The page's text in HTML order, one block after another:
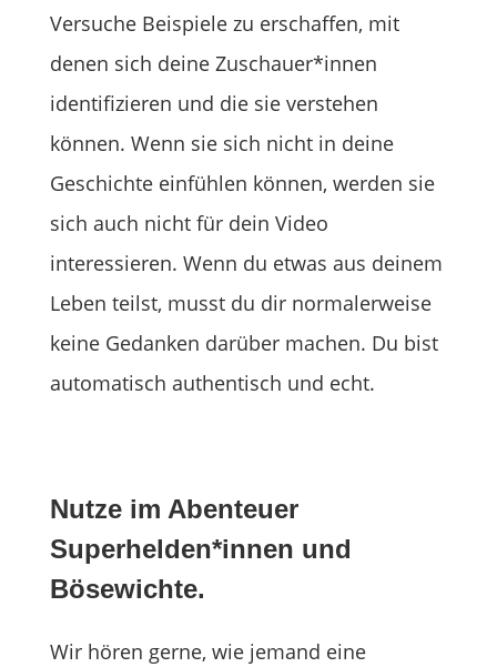
Versuche Beispiele zu erschaffen, mit
denen sich deine Zuschauer*innen
identifizieren und die sie verstehen
können. Wenn sie sich nicht in deine
Geschichte einfühlen können, werden sie
sich auch nicht für dein Video
interessieren. Wenn du etwas aus deinem
Leben teilst, musst du dir normalerweise
keine Gedanken darüber machen. Du bist
automatisch authentisch und echt.
Nutze im Abenteuer
Superhelden*innen und
Bösewichte.
Wir hören gerne, wie jemand eine